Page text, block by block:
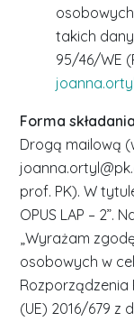
takich
95/46/WE
Forma
Drogą mailową
prof. PK). W
OPUS LAP – 2”.
„Wyrażam
osobowych w
Rozporządzenia
(UE) 2016/679 z